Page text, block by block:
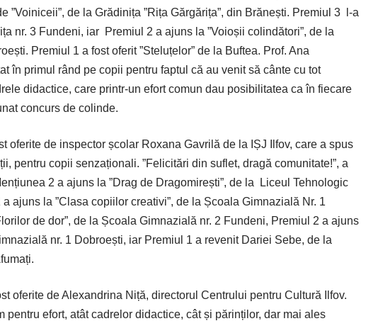
”Voiniceii”, de la Grădinița ”Rița Gărgărița”, din Brănești. Premiul 3
l-a
nr. 3 Fundeni, iar Premiul 2 a ajuns la ”Voioșii colindători”, de la
Premiul 1 a fost oferit ”Steluțelor” de la Buftea. Prof. Ana
în primul rând pe copii pentru faptul că au venit să cânte cu tot
didactice, care printr-un efort comun dau posibilitatea ca în fiecare
concurs de colinde.
oferite de inspector școlar Roxana Gavrilă de la IȘJ Ilfov, care a spus
pentru copii senzaționali. ”Felicitări din suflet, dragă comunitate!”, a
2 a ajuns la ”Drag de Dragomirești”, de la
Liceul Tehnologic
ajuns la ”Clasa copiilor creativi”, de la Școala Gimnazială Nr. 1
de dor”, de la Școala Gimnazială nr. 2 Fundeni, Premiul 2 a ajuns
nr. 1 Dobroești, iar Premiul 1 a revenit Dariei Sebe, de la
oferite de Alexandrina Niță, directorul Centrului pentru Cultură Ilfov.
pentru efort, atât cadrelor didactice, cât și părinților, dar mai ales